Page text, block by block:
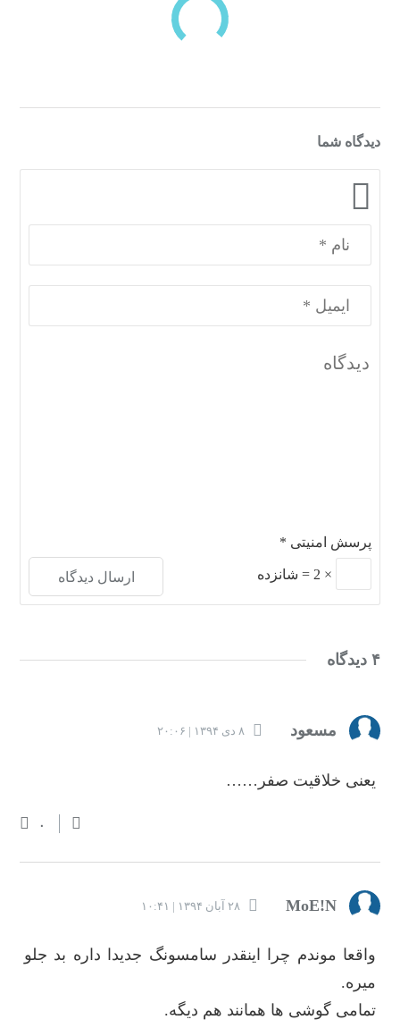
دسته‌بندی‌های منتخب برای شما
دیدگاه شما
پرسش امنیتی *
×
2
= شانزده
۴ دیدگاه
مسعود ۸ دی ۱۳۹۴ | ۲۰:۰۶
یعنی خلاقیت صفر……
۰
MoE!N ۲۸ آبان ۱۳۹۴ | ۱۰:۴۱
واقعا موندم چرا اینقدر سامسونگ جدیدا داره بد جلو
میره.
تمامی گوشی ها همانند هم دیگه.